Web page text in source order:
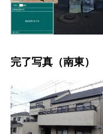
完了写真（南東）